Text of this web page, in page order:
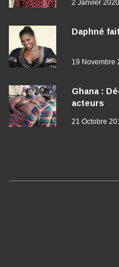
2 Janvier 2020
Daphné
19 Novembre
Ghana :
acteurs
21 Octobre